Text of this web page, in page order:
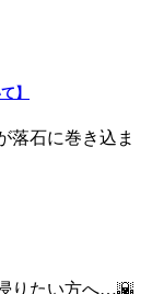
】
落石に巻き込ま
りたい方へ…🌇